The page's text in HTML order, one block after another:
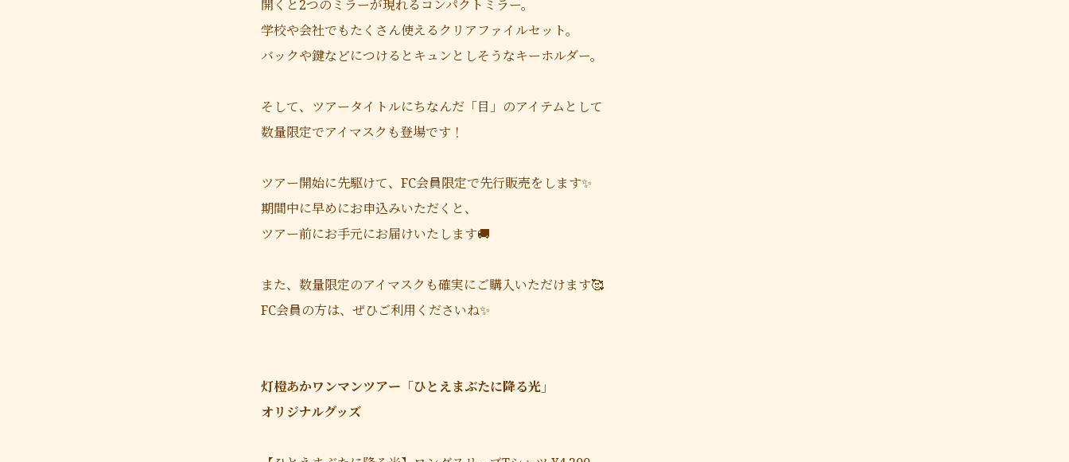
開くと2つのミラーが現れるコンパクトミラー。
学校や会社でもたくさん使えるクリアファイルセット。
バックや鍵などにつけるとキュンとしそうなキーホルダー。
そして、ツアータイトルにちなんだ「目」のアイテムとして
数量限定でアイマスクも登場です！
ツアー開始に先駆けて、FC会員限定で先行販売をします✨
期間中に早めにお申込みいただくと、
ツアー前にお手元にお届けいたします🚚
また、数量限定のアイマスクも確実にご購入いただけます🥰
FC会員の方は、ぜひご利用くださいね✨
灯橙あかワンマンツアー「ひとえまぶたに降る光」
オリジナルグッズ